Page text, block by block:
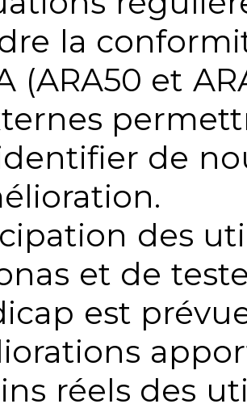
la
(ARA50 et
de
des
et de
est
réels des